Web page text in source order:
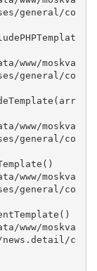
general/co
general/co
general/co
general/co
c